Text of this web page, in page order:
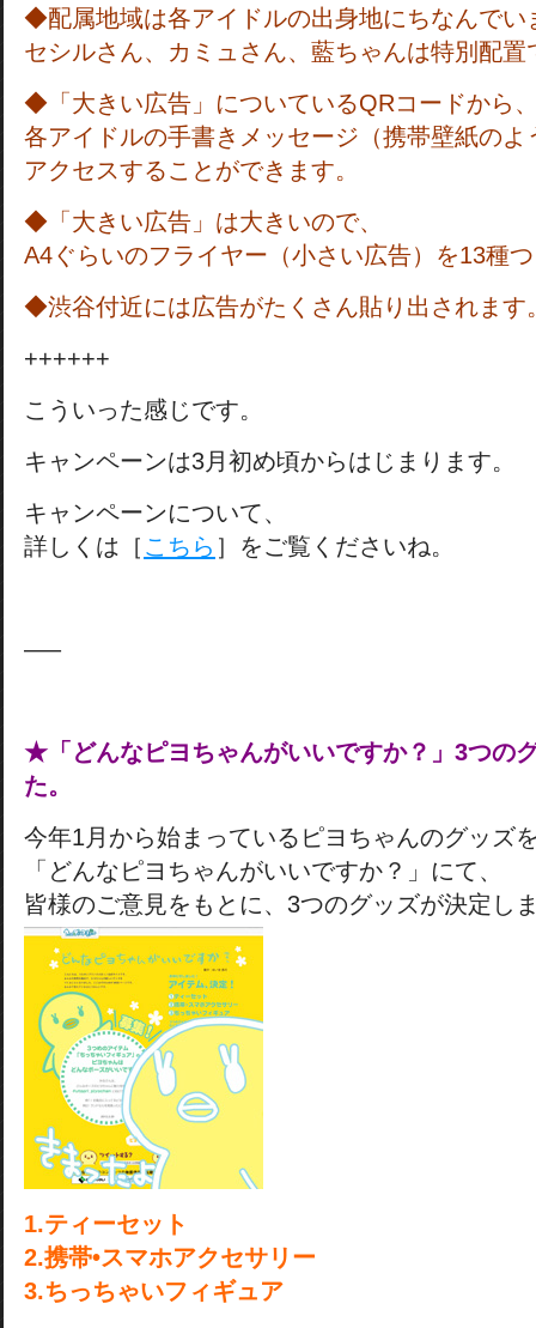
◆配属地域は各アイドルの出身地にちなんでい
セシルさん、カミュさん、藍ちゃんは特別配置
◆「大きい広告」についているQRコードから
各アイドルの手書きメッセージ（携帯壁紙のよ
アクセスすることができます。
◆「大きい広告」は大きいので、
A4ぐらいのフライヤー（小さい広告）を13種
◆渋谷付近には広告がたくさん貼り出されます
++++++
こういった感じです。
キャンペーンは3月初め頃からはじまります。
キャンペーンについて、
詳しくは［ こちら ］をご覧くださいね。
—–
★「どんなピヨちゃんがいいですか？」3つの
た。
今年1月から始まっているピヨちゃんのグッズ
「どんなピヨちゃんがいいですか？」にて、
皆様のご意見をもとに、3つのグッズが決定し
1.ティーセット
2.携帯•スマホアクセサリー
3.ちっちゃいフィギュア